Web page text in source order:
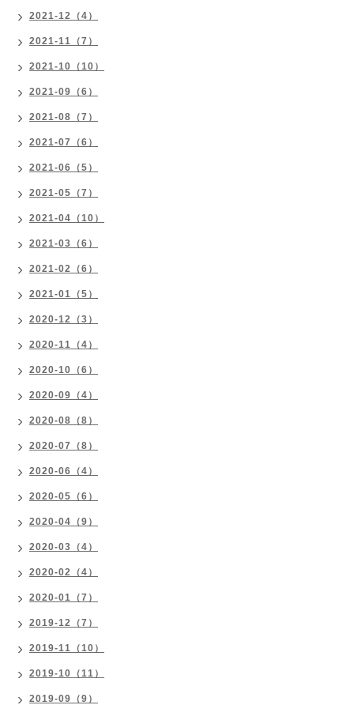
2021-12（4）
2021-11（7）
2021-10（10）
2021-09（6）
2021-08（7）
2021-07（6）
2021-06（5）
2021-05（7）
2021-04（10）
2021-03（6）
2021-02（6）
2021-01（5）
2020-12（3）
2020-11（4）
2020-10（6）
2020-09（4）
2020-08（8）
2020-07（8）
2020-06（4）
2020-05（6）
2020-04（9）
2020-03（4）
2020-02（4）
2020-01（7）
2019-12（7）
2019-11（10）
2019-10（11）
2019-09（9）